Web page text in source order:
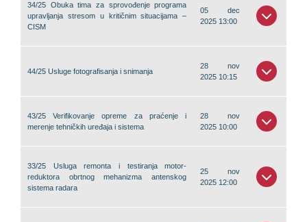
34/25 Obuka tima za sprovođenje programa
upravljanja stresom u kritičnim situacijama –
CISM
05 dec
2025 13:00
44/25 Usluge fotografisanja i snimanja
28 nov
2025 10:15
43/25 Verifikovanje opreme za praćenje i
merenje tehničkih uređaja i sistema
28 nov
2025 10:00
33/25 Usluga remonta i testiranja motor-
reduktora obrtnog mehanizma antenskog
sistema radara
25 nov
2025 12:00